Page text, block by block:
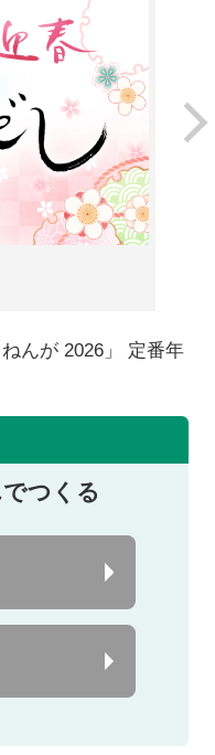
んが 2026」 定番年
つくる